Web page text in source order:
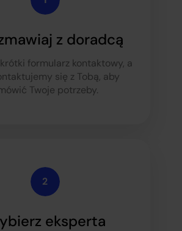
z doradcą
formularz kontaktowy, a
się z Tobą, aby
Twoje potrzeby.
eksperta